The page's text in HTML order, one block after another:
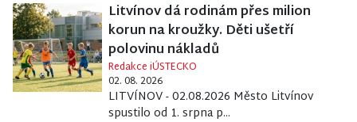
Litvínov dá rodinám přes milion
korun na kroužky. Děti ušetří
polovinu nákladů
Redakce iÚSTECKO
02. 08. 2026
LITVÍNOV - 02.08.2026 Město Litvínov
spustilo od 1. srpna p...